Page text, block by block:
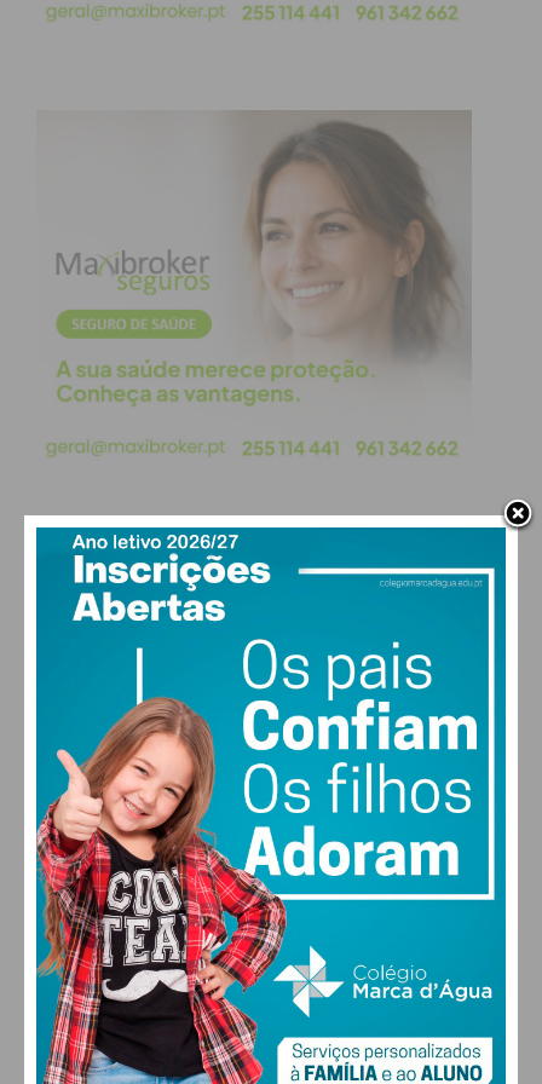
No final do concurso serão atribuídos prémios aos
(dois da organização e um externo da área da
restauração), e um outro prémio, o «Prémio do
Cliente» que será atribuído por sorteio entre que
colecionarem mais carimbos no passaporte
Subscreva a newsletter do
Imediato
Assine nossa newsletter por e-mail e
atualizada.
Eu li e concordo com ostermos e
condições
PAÇOS DE FERREIRA
16°
86% humidade
vento: 1m/s E
MAX 16 • MIN 16
30°
SEX
28
SÁB
27°
DOM
29 °
SEG